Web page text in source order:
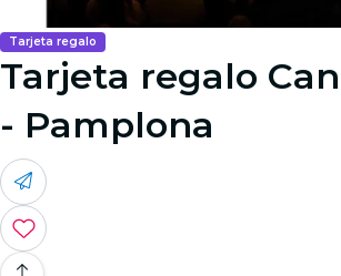
Tarjeta regalo
Tarjeta regalo
- Pamplona